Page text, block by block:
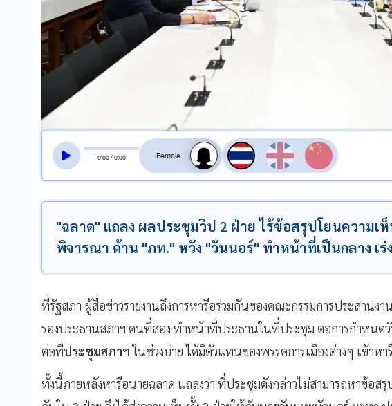
0:00/0:00
สลับเสียงอ่าน
"ฉลาด" แถลง ผลประชุมวิป 2 ฝ่าย ไร้ข้อสรุปโยนความเ
พิจารณา ด้าน "ภท." หวัง "วันนอร์" ทำหน้าที่เป็นกลาง เร่
ที่รัฐสภา ผู้สื่อข่าวรายงานถึงการหารือร่วมกันของคณะกรรมการประสานง
รองประธานสภาฯ คนที่สอง ทำหน้าที่ประธานในที่ประชุม ต่อการกำหนด
ต่อที่ประชุมสภาฯในช่วงบ่าย ได้มีตัวแทนของพรรคการเมืองต่างๆ เข้าหา
ทั้งนี้ภายหลังหารือนายฉลาด แถลงว่า ที่ประชุมดังกล่าวไม่สามารถหาข้อส